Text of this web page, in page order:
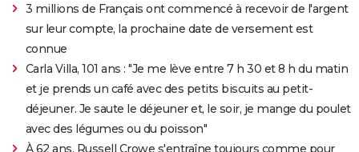
3 millions de Français ont commencé à recevoir de l'argent
sur leur compte, la prochaine date de versement est
connue
Carla Villa, 101 ans : "Je me lève entre 7 h 30 et 8 h du matin
et je prends un café avec des petits biscuits au petit-
déjeuner. Je saute le déjeuner et, le soir, je mange du poulet
avec des légumes ou du poisson"
À 62 ans, Russell Crowe s'entraîne toujours comme pour